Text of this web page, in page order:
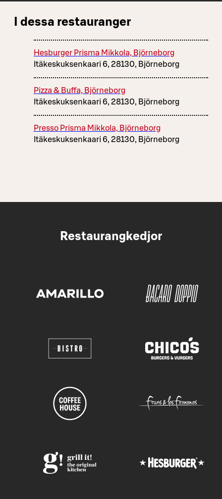
I dessa restauranger
Hesburger Prisma Mikkola, Björneborg
Itäkeskuksenkaari 6, 28130, Björneborg
Pizza & Buffa, Björneborg
Itäkeskuksenkaari 6, 28130, Björneborg
Presso Prisma Mikkola, Björneborg
Itäkeskuksenkaari 6, 28130, Björneborg
Restaurangkedjor